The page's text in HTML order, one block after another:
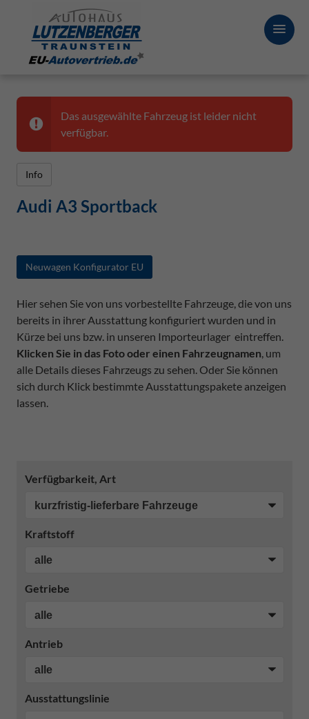
Das ausgewählte Fahrzeug ist leider nicht
verfügbar.
Info
Audi A3 Sportback
Neuwagen Konfigurator EU
Hier sehen Sie von uns vorbestellte Fahrzeuge, die von uns
bereits in ihrer Ausstattung konfiguriert wurden und in
Kürze bei uns bzw. in unseren Importeurlager eintreffen.
Klicken Sie in das Foto oder einen Fahrzeugnamen, um
alle Details dieses Fahrzeugs zu sehen. Oder Sie können
sich durch Klick bestimmte Ausstattungspakete anzeigen
lassen.
Verfügbarkeit, Art
Kraftstoff
Getriebe
Antrieb
Ausstattungslinie